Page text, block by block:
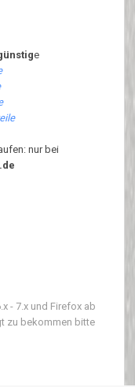
e
nur bei
- 7.x und Firefox ab
zu bekommen bitte